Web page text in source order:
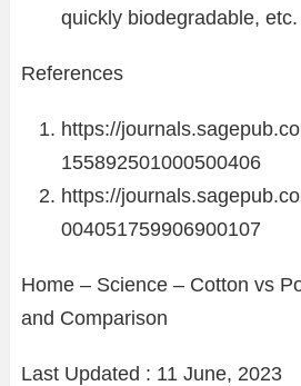
quickly biodegradable, etc.
References
https://
155892501000500406
https://
004051759906900107
Home – Science – Cotton vs
and Comparison
Last Updated : 11 June, 2023